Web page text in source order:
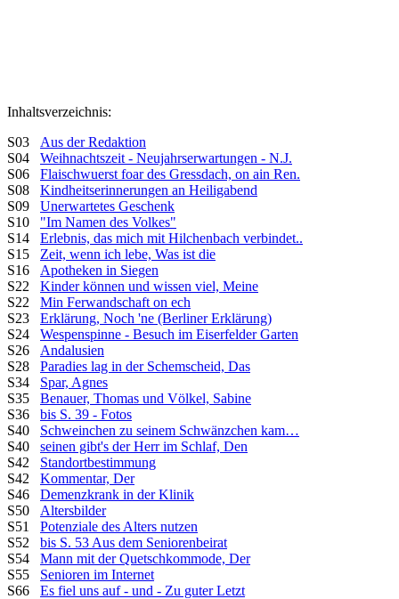
Inhaltsverzeichnis:
S03 Aus der Redaktion
S04 Weihnachtszeit - Neujahrserwartungen - N.J.
S06 Flaischwuerst foar des Gressdach, on ain Ren.
S08 Kindheitserinnerungen an Heiligabend
S09 Unerwartetes Geschenk
S10 "Im Namen des Volkes"
S14 Erlebnis, das mich mit Hilchenbach verbindet..
S15 Zeit, wenn ich lebe, Was ist die
S16 Apotheken in Siegen
S22 Kinder können und wissen viel, Meine
S22 Min Ferwandschaft on ech
S23 Erklärung, Noch 'ne (Berliner Erklärung)
S24 Wespenspinne - Besuch im Eiserfelder Garten
S26 Andalusien
S28 Paradies lag in der Schemscheid, Das
S34 Spar, Agnes
S35 Benauer, Thomas und Völkel, Sabine
S36 bis S. 39 - Fotos
S40 Schweinchen zu seinem Schwänzchen kam…
S40 seinen gibt's der Herr im Schlaf, Den
S42 Standortbestimmung
S42 Kommentar, Der
S46 Demenzkrank in der Klinik
S50 Altersbilder
S51 Potenziale des Alters nutzen
S52 bis S. 53 Aus dem Seniorenbeirat
S54 Mann mit der Quetschkommode, Der
S55 Senioren im Internet
S66 Es fiel uns auf - und - Zu guter Letzt